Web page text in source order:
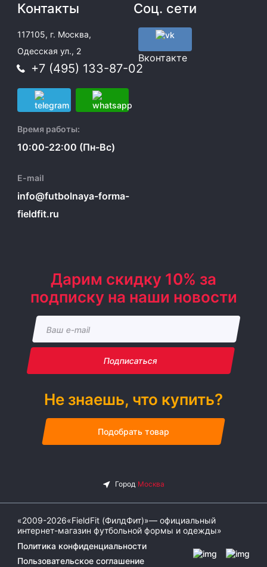
Контакты
117105, г. Москва,
Одесская ул., 2
+7 (495) 133-87-02
Время работы:
10:00-22:00 (Пн-Вс)
E-mail
info@futbolnaya-forma-
fieldfit.ru
Соц. сети
Вконтакте
Дарим скидку 10% за
подписку на наши новости
Подписаться
Не знаешь, что купить?
Подобрать товар
«2009-2026«FieldFit (ФилдФит)»— официальный
интернет-магазин футбольной формы и одежды»
Политика конфиденциальности
Пользовательское соглашение